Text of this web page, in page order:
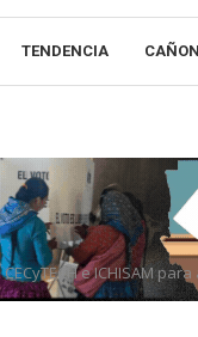
TENDENCIA
e ICHISAM